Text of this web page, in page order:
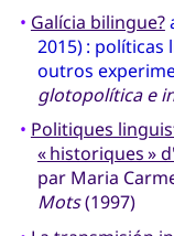
• Galícia bilingue?
2015) :
outros
glotopolítica e
• Politiques
« historiques »
par Maria
Mots(1997)